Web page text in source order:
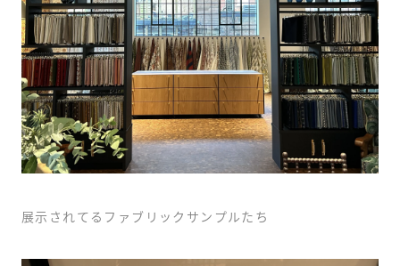
展示されてるファブリックサンプルたち